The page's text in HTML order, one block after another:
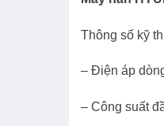
Thông số kỹ
– Điện áp
– Công suất